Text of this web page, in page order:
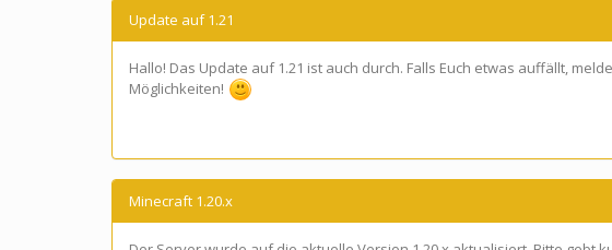
Update auf 1.21
Hallo! Das Update auf 1.21 ist auch durch. Falls Euch etwas auffällt,
Möglichkeiten!
Minecraft 1.20.x